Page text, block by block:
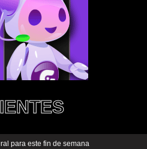
para este fin de semana